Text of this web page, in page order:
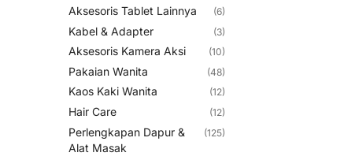
Aksesoris Tablet Lainnya (6)
Kabel & Adapter (3)
Aksesoris Kamera Aksi (10)
Pakaian Wanita (48)
Kaos Kaki Wanita (12)
Hair Care (12)
Perlengkapan Dapur &
Alat Masak
(125)